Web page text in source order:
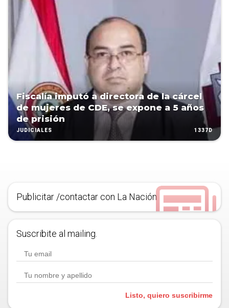
Fiscalía imputó a directora de la cárcel
de mujeres de CDE, se expone a 5 años
de prisión
JUDICIALES 1337D
Publicitar /contactar con La Nación
Suscribite al mailing.
Listo, quiero suscribirme